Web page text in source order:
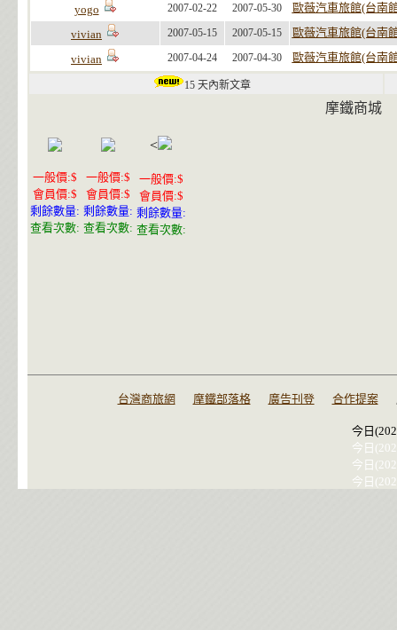
yogo
2007-02-22 2007-05-30
歐薇汽車旅館(台南
vivian
2007-05-15 2007-05-15
歐薇汽車旅館(台南
vivian
2007-04-24 2007-04-30 歐薇汽車旅館(台南
15 天內新文章
摩鐵商城
一般價:$
會員價:$
剩餘數量:
查看次數:
一般價:$
會員價:$
剩餘數量:
查看次數:
<
一般價:$
會員價:$
剩餘數量:
查看次數:
台灣商旅網 摩鐵部落格 廣告刊登 合作提案
今日
今日
今日
今日